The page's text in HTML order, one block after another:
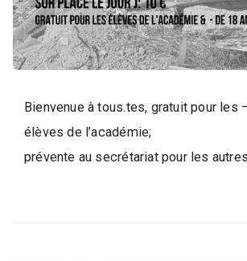
e
l
a
a
o
Bienvenue à tous.tes, gratuit pour les
élèves de l’académie;
prévente au secrétariat pour les